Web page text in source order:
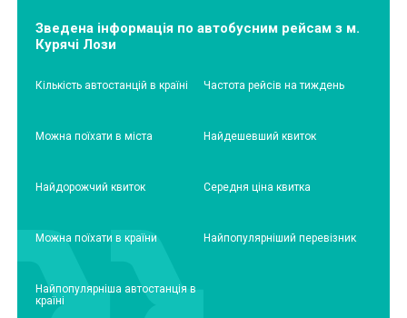
Зведена інформація по автобусним рейсам з м.
Курячі Лози
Кількість автостанцій в країні Частота рейсів на тиждень
Можна поїхати в міста Найдешевший квиток
Найдорожчий квиток Середня ціна квитка
Можна поїхати в країни Найпопулярніший перевізник
Найпопулярніша автостанція в
країні